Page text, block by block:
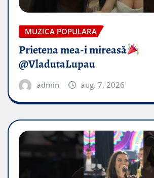
MUZICA POPULARA
Prietena mea-i mireasă​
@VladutaLupau
admin aug. 7, 2026